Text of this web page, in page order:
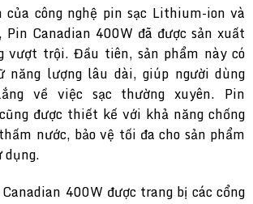
công nghệ pin sạc Lithium-ion và
Canadian 400W đã được sản xuất
vượt trội. Đầu tiên, sản phẩm này có
năng lượng lâu dài, giúp người dùng
về việc sạc thường xuyên. Pin
được thiết kế với khả năng chống
nước, bảo vệ tối đa cho sản phẩm
dụng.
400W được trang bị các cổng